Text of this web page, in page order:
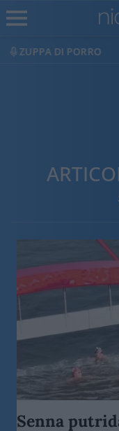
ECONOMIA
Senna